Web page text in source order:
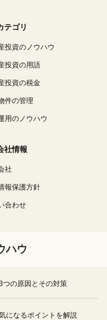
テゴリ
投資のノウハウ
投資の用語
投資の税金
件の管理
用のノウハウ
社情報
社
報保護方針
合わせ
ハウ
つの原因とその対策
になるポイントを解説